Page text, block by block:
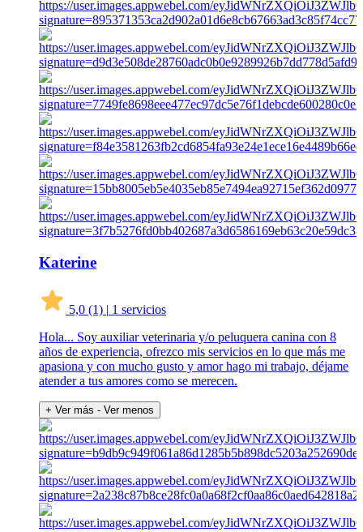
Katerine
5,0 (1) | 1 servicios
Hola... Soy auxiliar veterinaria y/o peluquera canina con 8
años de experiencia, ofrezco mis servicios en lo que más me
apasiona y con mucho gusto y amor hago mi trabajo, déjame
atender a tus amores como se merecen.
+ Ver más - Ver menos